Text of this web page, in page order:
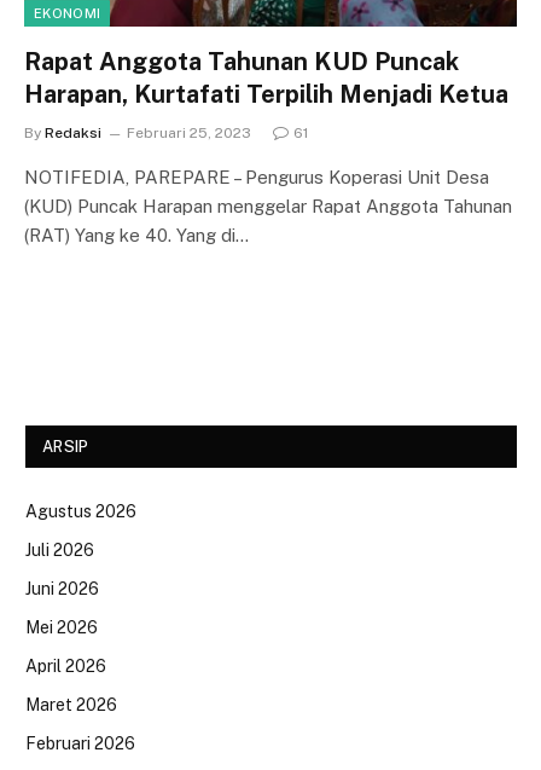
EKONOMI
Rapat Anggota Tahunan KUD Puncak
Harapan, Kurtafati Terpilih Menjadi Ketua
By Redaksi Februari 25, 2023 61
NOTIFEDIA, PAREPARE – Pengurus Koperasi Unit Desa
(KUD) Puncak Harapan menggelar Rapat Anggota Tahunan
(RAT) Yang ke 40. Yang di…
ARSIP
Agustus 2026
Juli 2026
Juni 2026
Mei 2026
April 2026
Maret 2026
Februari 2026